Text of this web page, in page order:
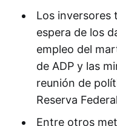
Los inversores
espera de los
empleo del
de ADP y las
reunión de
Reserva
Entre otros